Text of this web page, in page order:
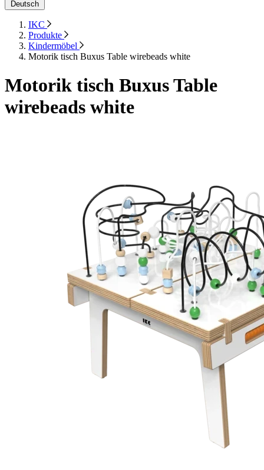
Deutsch
IKC
Produkte
Kindermöbel
Motorik tisch Buxus Table wirebeads white
Motorik tisch Buxus Table
wirebeads white